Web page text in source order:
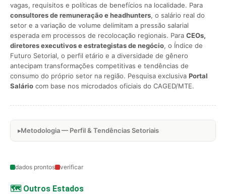
vagas, requisitos e políticas de benefícios na localidade. Para
consultores de remuneração e headhunters, o salário real do
setor e a variação de volume delimitam a pressão salarial
esperada em processos de recolocação regionais. Para CEOs,
diretores executivos e estrategistas de negócio, o Índice de
Futuro Setorial, o perfil etário e a diversidade de gênero
antecipam transformações competitivas e tendências de
consumo do próprio setor na região. Pesquisa exclusiva Portal
Salário com base nos microdados oficiais do CAGED/MTE.
Metodologia — Perfil & Tendências Setoriais
dados prontos verificar
🗺️ Outros Estados